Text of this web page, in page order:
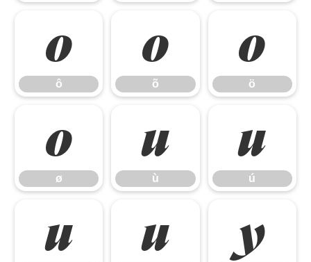
ô
ô
õ
õ
ö
ö
ø
ø
ù
ù
ú
ú
û ü ý